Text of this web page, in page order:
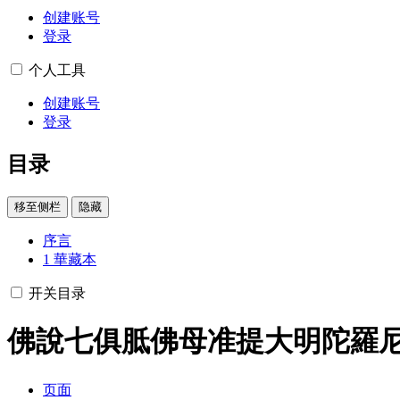
创建账号
登录
个人工具
创建账号
登录
目录
移至侧栏 隐藏
序言
1 華藏本
开关目录
佛說七俱胝佛母准提大明陀羅
页面